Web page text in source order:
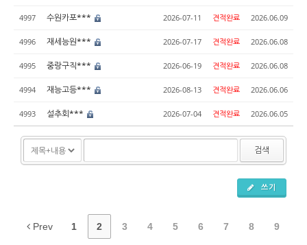
4997 수원카포*** 2026-07-11 견적완료 2026.06.09
4996 재세능원*** 2026-07-17 견적완료 2026.06.08
4995 중랑구직*** 2026-06-19 견적완료 2026.06.08
4994 재능고등*** 2026-08-13 견적완료 2026.06.06
4993 설추회*** 2026-07-04 견적완료 2026.06.05
검색
쓰기
Prev 1 2 3 4 5 6 7 8 9